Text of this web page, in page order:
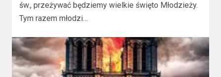
św., przeżywać będziemy wielkie święto Młodzieży.
Tym razem młodzi…